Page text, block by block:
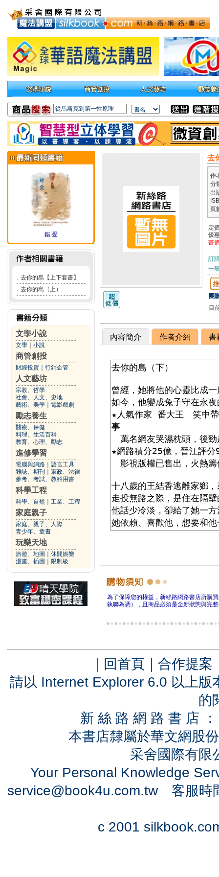
錯‧愛
． 去你的島【上下套書】
． 去你的島（上）
文學小說
文學 小說
商管創投
財經投資 行銷企管
人文藝坊
宗教、哲學
社會、人文、史地
藝術、美學
電影戲劇
勵志養生
醫療、保健
料理、生活百科
教育、心理、勵志
進修學習
電腦與網路
語言工具
雜誌、期刊
軍政、法律
參考、考試、教科用書
科學工程
科學、自然 工業、工程
家庭親子
家庭、親子、人際
青少年、童書
玩樂天地
旅遊、地圖
休閒娛樂
漫畫、插圖
限制級
去
作
分
出
頁
定
優
書
訂
一
團
目
內容簡介 作者介紹 書
為了保障您的權益，新絲路網路書店所購
執聯為憑），且商品必須是全新狀態與完
｜ 回首頁 ｜ 合作提案
請以 Internet Explorer 6.0 以上
的
新 絲 路 網 路 書 店
本書店隸屬於華文網股
采舍國際有
Your Personal Knowledge
service@book4u.com.tw客服時
c 2001